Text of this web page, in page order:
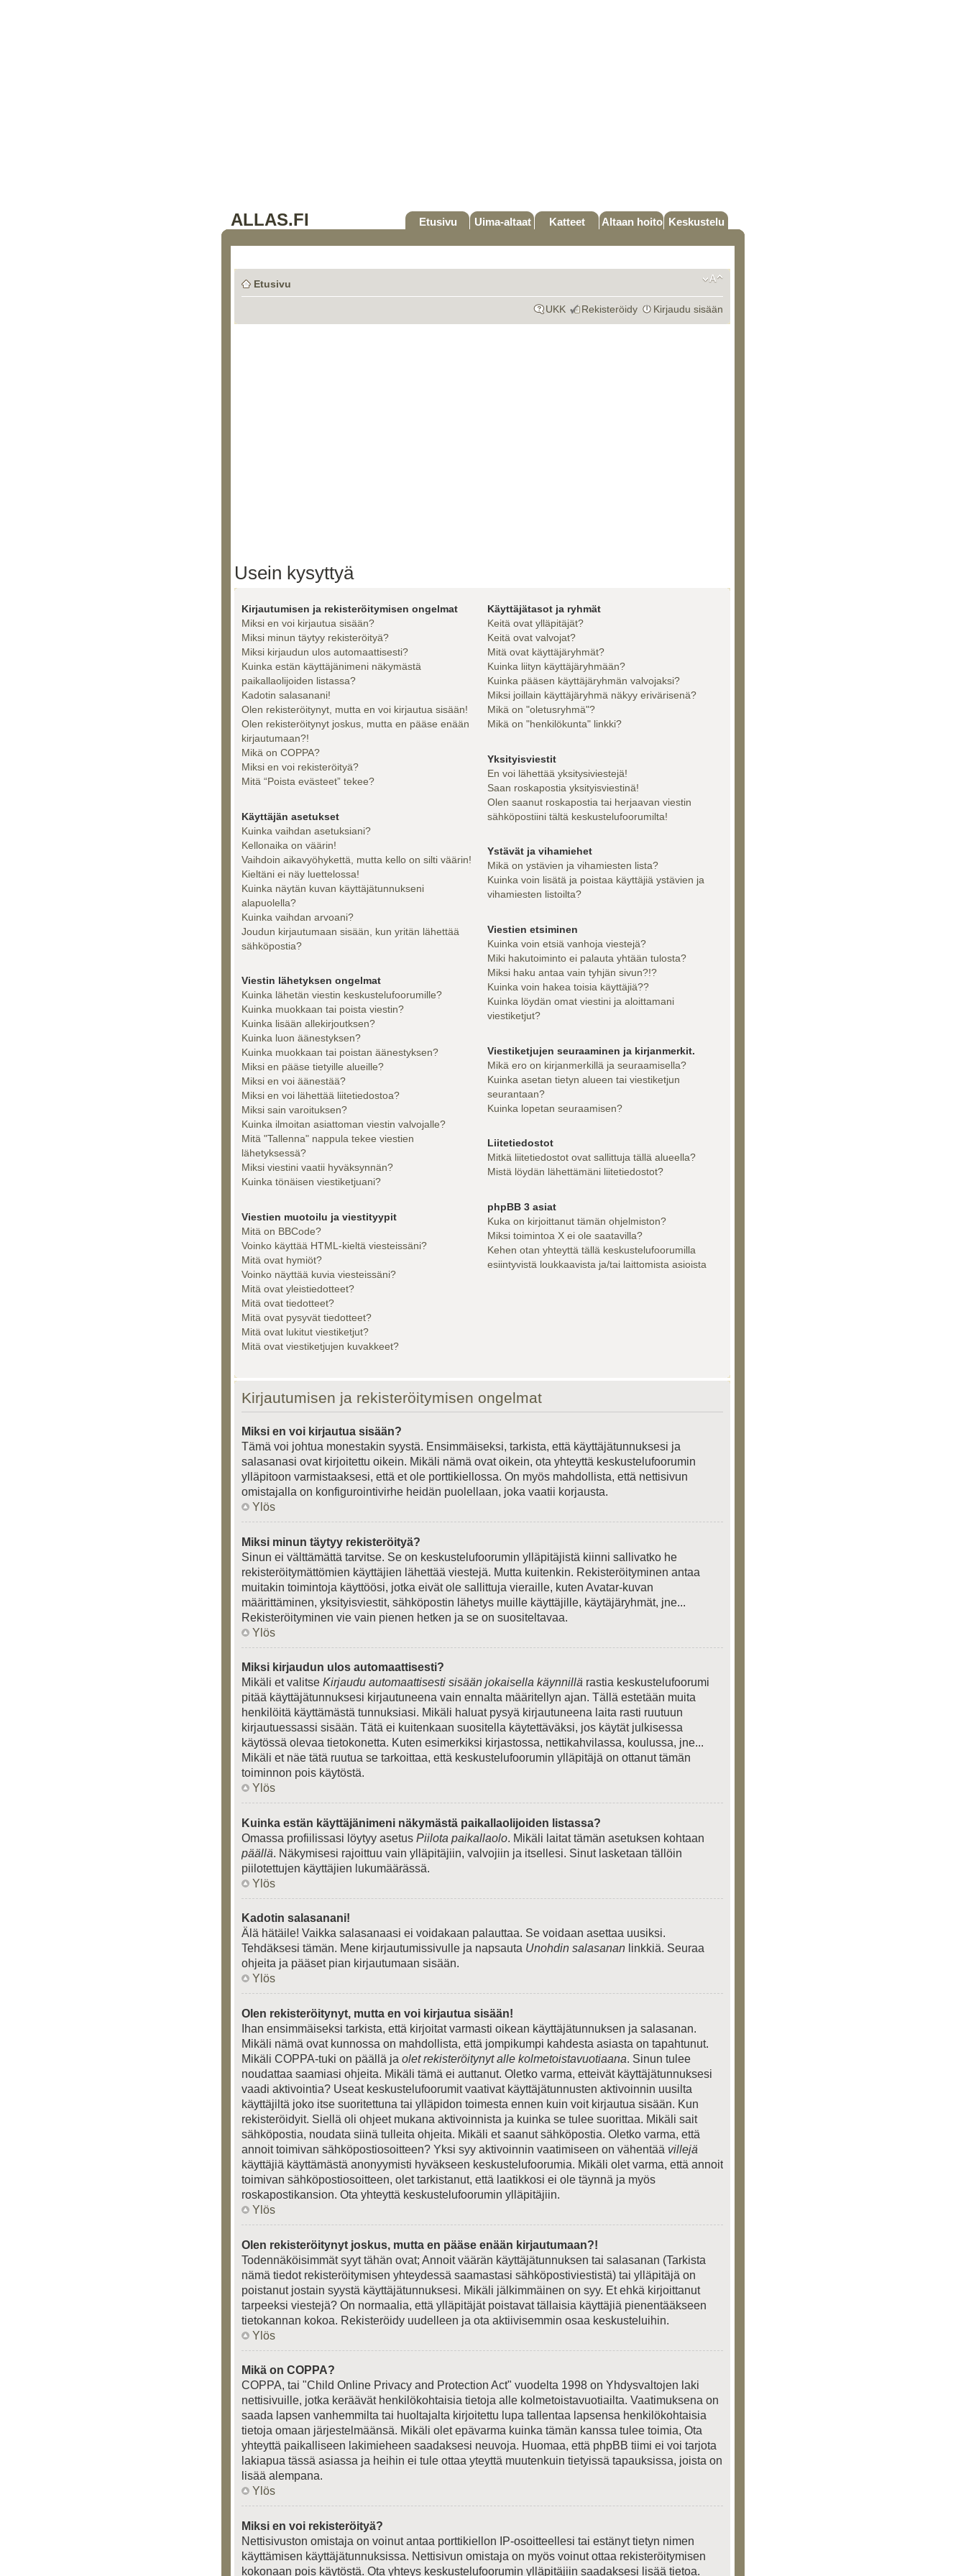
ALLAS.FI Etusivu Uima-altaat Katteet Altaan hoito Keskustelu
Etusivu
UKK Rekisteröidy Kirjaudu sisään
Usein kysyttyä
Kirjautumisen ja rekisteröitymisen ongelmat
Miksi en voi kirjautua sisään?
Miksi minun täytyy rekisteröityä?
Miksi kirjaudun ulos automaattisesti?
Kuinka estän käyttäjänimeni näkymästä
paikallaolijoiden listassa?
Kadotin salasanani!
Olen rekisteröitynyt, mutta en voi kirjautua sisään!
Olen rekisteröitynyt joskus, mutta en pääse enään
kirjautumaan?!
Mikä on COPPA?
Miksi en voi rekisteröityä?
Mitä “Poista evästeet” tekee?
Käyttäjän asetukset
Kuinka vaihdan asetuksiani?
Kellonaika on väärin!
Vaihdoin aikavyöhykettä, mutta kello on silti väärin!
Kieltäni ei näy luettelossa!
Kuinka näytän kuvan käyttäjätunnukseni
alapuolella?
Kuinka vaihdan arvoani?
Joudun kirjautumaan sisään, kun yritän lähettää
sähköpostia?
Viestin lähetyksen ongelmat
Kuinka lähetän viestin keskustelufoorumille?
Kuinka muokkaan tai poista viestin?
Kuinka lisään allekirjoutksen?
Kuinka luon äänestyksen?
Kuinka muokkaan tai poistan äänestyksen?
Miksi en pääse tietyille alueille?
Miksi en voi äänestää?
Miksi en voi lähettää liitetiedostoa?
Miksi sain varoituksen?
Kuinka ilmoitan asiattoman viestin valvojalle?
Mitä "Tallenna" nappula tekee viestien
lähetyksessä?
Miksi viestini vaatii hyväksynnän?
Kuinka tönäisen viestiketjuani?
Viestien muotoilu ja viestityypit
Mitä on BBCode?
Voinko käyttää HTML-kieltä viesteissäni?
Mitä ovat hymiöt?
Voinko näyttää kuvia viesteissäni?
Mitä ovat yleistiedotteet?
Mitä ovat tiedotteet?
Mitä ovat pysyvät tiedotteet?
Mitä ovat lukitut viestiketjut?
Mitä ovat viestiketjujen kuvakkeet?
Käyttäjätasot ja ryhmät
Keitä ovat ylläpitäjät?
Keitä ovat valvojat?
Mitä ovat käyttäjäryhmät?
Kuinka liityn käyttäjäryhmään?
Kuinka pääsen käyttäjäryhmän valvojaksi?
Miksi joillain käyttäjäryhmä näkyy erivärisenä?
Mikä on "oletusryhmä"?
Mikä on "henkilökunta" linkki?
Yksityisviestit
En voi lähettää yksitysiviestejä!
Saan roskapostia yksityisviestinä!
Olen saanut roskapostia tai herjaavan viestin
sähköpostiini tältä keskustelufoorumilta!
Ystävät ja vihamiehet
Mikä on ystävien ja vihamiesten lista?
Kuinka voin lisätä ja poistaa käyttäjiä ystävien ja
vihamiesten listoilta?
Viestien etsiminen
Kuinka voin etsiä vanhoja viestejä?
Miki hakutoiminto ei palauta yhtään tulosta?
Miksi haku antaa vain tyhjän sivun?!?
Kuinka voin hakea toisia käyttäjiä??
Kuinka löydän omat viestini ja aloittamani
viestiketjut?
Viestiketjujen seuraaminen ja kirjanmerkit.
Mikä ero on kirjanmerkillä ja seuraamisella?
Kuinka asetan tietyn alueen tai viestiketjun
seurantaan?
Kuinka lopetan seuraamisen?
Liitetiedostot
Mitkä liitetiedostot ovat sallittuja tällä alueella?
Mistä löydän lähettämäni liitetiedostot?
phpBB 3 asiat
Kuka on kirjoittanut tämän ohjelmiston?
Miksi toimintoa X ei ole saatavilla?
Kehen otan yhteyttä tällä keskustelufoorumilla
esiintyvistä loukkaavista ja/tai laittomista asioista
Kirjautumisen ja rekisteröitymisen ongelmat
Miksi en voi kirjautua sisään?
Tämä voi johtua monestakin syystä. Ensimmäiseksi, tarkista, että käyttäjätunnuksesi ja
salasanasi ovat kirjoitettu oikein. Mikäli nämä ovat oikein, ota yhteyttä keskustelufoorumin
ylläpitoon varmistaaksesi, että et ole porttikiellossa. On myös mahdollista, että nettisivun
omistajalla on konfigurointivirhe heidän puolellaan, joka vaatii korjausta.
Ylös
Miksi minun täytyy rekisteröityä?
Sinun ei välttämättä tarvitse. Se on keskustelufoorumin ylläpitäjistä kiinni sallivatko he
rekisteröitymättömien käyttäjien lähettää viestejä. Mutta kuitenkin. Rekisteröityminen antaa
muitakin toimintoja käyttöösi, jotka eivät ole sallittuja vieraille, kuten Avatar-kuvan
määrittäminen, yksityisviestit, sähköpostin lähetys muille käyttäjille, käytäjäryhmät, jne...
Rekisteröityminen vie vain pienen hetken ja se on suositeltavaa.
Ylös
Miksi kirjaudun ulos automaattisesti?
Mikäli et valitse Kirjaudu automaattisesti sisään jokaisella käynnillä rastia keskustelufoorumi
pitää käyttäjätunnuksesi kirjautuneena vain ennalta määritellyn ajan. Tällä estetään muita
henkilöitä käyttämästä tunnuksiasi. Mikäli haluat pysyä kirjautuneena laita rasti ruutuun
kirjautuessassi sisään. Tätä ei kuitenkaan suositella käytettäväksi, jos käytät julkisessa
käytössä olevaa tietokonetta. Kuten esimerkiksi kirjastossa, nettikahvilassa, koulussa, jne...
Mikäli et näe tätä ruutua se tarkoittaa, että keskustelufoorumin ylläpitäjä on ottanut tämän
toiminnon pois käytöstä.
Ylös
Kuinka estän käyttäjänimeni näkymästä paikallaolijoiden listassa?
Omassa profiilissasi löytyy asetus Piilota paikallaolo. Mikäli laitat tämän asetuksen kohtaan
päällä. Näkymisesi rajoittuu vain ylläpitäjiin, valvojiin ja itsellesi. Sinut lasketaan tällöin
piilotettujen käyttäjien lukumäärässä.
Ylös
Kadotin salasanani!
Älä hätäile! Vaikka salasanaasi ei voidakaan palauttaa. Se voidaan asettaa uusiksi.
Tehdäksesi tämän. Mene kirjautumissivulle ja napsauta Unohdin salasanan linkkiä. Seuraa
ohjeita ja pääset pian kirjautumaan sisään.
Ylös
Olen rekisteröitynyt, mutta en voi kirjautua sisään!
Ihan ensimmäiseksi tarkista, että kirjoitat varmasti oikean käyttäjätunnuksen ja salasanan.
Mikäli nämä ovat kunnossa on mahdollista, että jompikumpi kahdesta asiasta on tapahtunut.
Mikäli COPPA-tuki on päällä ja olet rekisteröitynyt alle kolmetoistavuotiaana. Sinun tulee
noudattaa saamiasi ohjeita. Mikäli tämä ei auttanut. Oletko varma, etteivät käyttäjätunnuksesi
vaadi aktivointia? Useat keskustelufoorumit vaativat käyttäjätunnusten aktivoinnin uusilta
käyttäjiltä joko itse suoritettuna tai ylläpidon toimesta ennen kuin voit kirjautua sisään. Kun
rekisteröidyit. Siellä oli ohjeet mukana aktivoinnista ja kuinka se tulee suorittaa. Mikäli sait
sähköpostia, noudata siinä tulleita ohjeita. Mikäli et saanut sähköpostia. Oletko varma, että
annoit toimivan sähköpostiosoitteen? Yksi syy aktivoinnin vaatimiseen on vähentää villejä
käyttäjiä käyttämästä anonyymisti hyväkseen keskustelufoorumia. Mikäli olet varma, että annoit
toimivan sähköpostiosoitteen, olet tarkistanut, että laatikkosi ei ole täynnä ja myös
roskapostikansion. Ota yhteyttä keskustelufoorumin ylläpitäjiin.
Ylös
Olen rekisteröitynyt joskus, mutta en pääse enään kirjautumaan?!
Todennäköisimmät syyt tähän ovat; Annoit väärän käyttäjätunnuksen tai salasanan (Tarkista
nämä tiedot rekisteröitymisen yhteydessä saamastasi sähköpostiviestistä) tai ylläpitäjä on
poistanut jostain syystä käyttäjätunnuksesi. Mikäli jälkimmäinen on syy. Et ehkä kirjoittanut
tarpeeksi viestejä? On normaalia, että ylläpitäjät poistavat tällaisia käyttäjiä pienentääkseen
tietokannan kokoa. Rekisteröidy uudelleen ja ota aktiivisemmin osaa keskusteluihin.
Ylös
Mikä on COPPA?
COPPA, tai "Child Online Privacy and Protection Act" vuodelta 1998 on Yhdysvaltojen laki
nettisivuille, jotka keräävät henkilökohtaisia tietoja alle kolmetoistavuotiailta. Vaatimuksena on
saada lapsen vanhemmilta tai huoltajalta kirjoitettu lupa tallentaa lapsensa henkilökohtaisia
tietoja omaan järjestelmäänsä. Mikäli olet epävarma kuinka tämän kanssa tulee toimia, Ota
yhteyttä paikalliseen lakimieheen saadaksesi neuvoja. Huomaa, että phpBB tiimi ei voi tarjota
lakiapua tässä asiassa ja heihin ei tule ottaa yteyttä muutenkuin tietyissä tapauksissa, joista on
lisää alempana.
Ylös
Miksi en voi rekisteröityä?
Nettisivuston omistaja on voinut antaa porttikiellon IP-osoitteellesi tai estänyt tietyn nimen
käyttämisen käyttäjätunnuksissa. Nettisivun omistaja on myös voinut ottaa rekisteröitymisen
kokonaan pois käytöstä. Ota yhteys keskustelufoorumin ylläpitäjiin saadaksesi lisää tietoa.